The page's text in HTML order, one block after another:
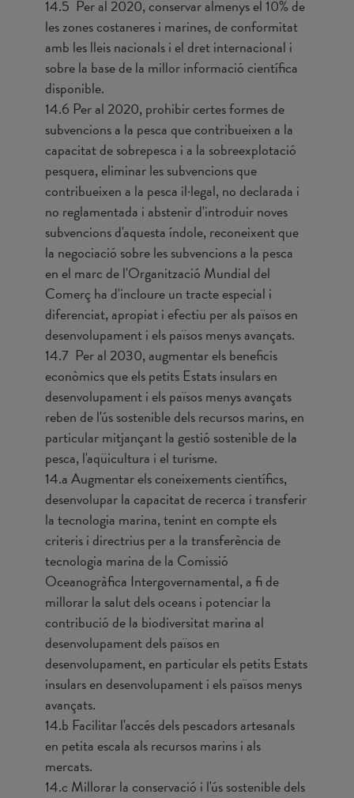
14.5 Per al 2020, conservar almenys el 10% de
les zones costaneres i marines, de conformitat
amb les lleis nacionals i el dret internacional i
sobre la base de la millor informació científica
disponible.
14.6 Per al 2020, prohibir certes formes de
subvencions a la pesca que contribueixen a la
capacitat de sobrepesca i a la sobreexplotació
pesquera, eliminar les subvencions que
contribueixen a la pesca il·legal, no declarada i
no reglamentada i abstenir d'introduir noves
subvencions d'aquesta índole, reconeixent que
la negociació sobre les subvencions a la pesca
en el marc de l'Organització Mundial del
Comerç ha d'incloure un tracte especial i
diferenciat, apropiat i efectiu per als països en
desenvolupament i els països menys avançats.
14.7 Per al 2030, augmentar els beneficis
econòmics que els petits Estats insulars en
desenvolupament i els països menys avançats
reben de l'ús sostenible dels recursos marins, en
particular mitjançant la gestió sostenible de la
pesca, l'aqüicultura i el turisme.
14.a Augmentar els coneixements científics,
desenvolupar la capacitat de recerca i transferir
la tecnologia marina, tenint en compte els
criteris i directrius per a la transferència de
tecnologia marina de la Comissió
Oceanogràfica Intergovernamental, a fi de
millorar la salut dels oceans i potenciar la
contribució de la biodiversitat marina al
desenvolupament dels països en
desenvolupament, en particular els petits Estats
insulars en desenvolupament i els països menys
avançats.
14.b Facilitar l'accés dels pescadors artesanals
en petita escala als recursos marins i als
mercats.
14.c Millorar la conservació i l'ús sostenible dels